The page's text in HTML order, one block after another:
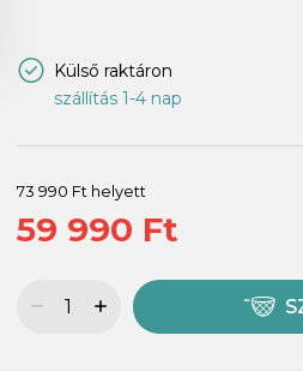
Külső raktáron
szállítás 1-4 nap
73 990 Ft helyett
59 990 Ft